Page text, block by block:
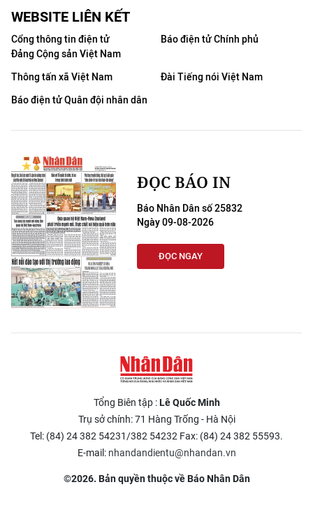
WEBSITE LIÊN KẾT
Cổng thông tin điện tử
Đảng Cộng sản Việt Nam
Báo điện tử Chính phủ
Thông tấn xã Việt Nam
Đài Tiếng nói Việt Nam
Báo điện tử Quân đội nhân dân
ĐỌC BÁO IN
Báo Nhân Dân số 25832
Ngày 09-08-2026
ĐỌC NGAY
Tổng Biên tập :Lê Quốc Minh
Trụ sở chính: 71 Hàng Trống - Hà Nội
Tel: (84) 24 382 54231/382 54232 Fax: (84) 24 382 55593.
E-mail: nhandandientu@nhandan.vn
©2026. Bản quyền thuộc về Báo Nhân Dân